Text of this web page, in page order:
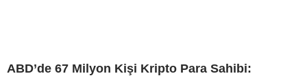
ABD’de 67 Milyon Kişi Kripto Para Sahibi: